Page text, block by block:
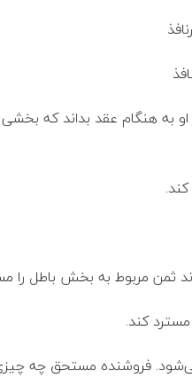
تومان می‌پردازد. اگر او به هنگام